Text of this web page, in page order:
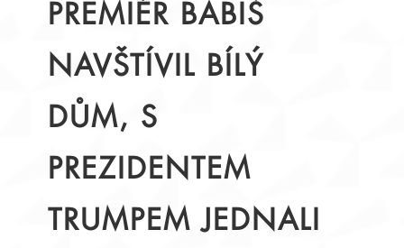
PREMIÉR BABIŠ
NAVŠTÍVIL BÍLÝ
DŮM, S
PREZIDENTEM
TRUMPEM JEDNALI